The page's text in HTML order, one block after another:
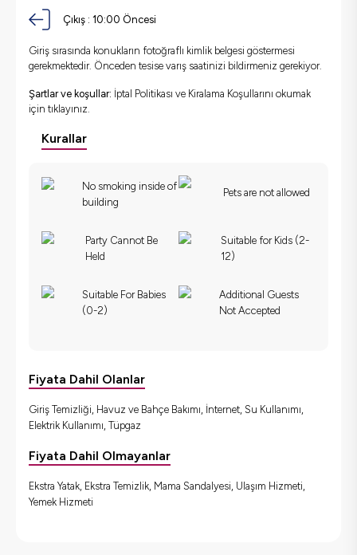
Çıkış : 10:00 Öncesi
Giriş sırasında konukların fotoğraflı kimlik belgesi göstermesi
gerekmektedir. Önceden tesise varış saatinizi bildirmeniz gerekiyor.
Şartlar ve koşullar: İptal Politikası ve Kiralama Koşullarını okumak
için tıklayınız.
Kurallar
No smoking inside of
building
Pets are not allowed
Party Cannot Be
Held
Suitable for Kids (2-
12)
Suitable For Babies
(0-2)
Additional Guests
Not Accepted
Fiyata Dahil Olanlar
Giriş Temizliği, Havuz ve Bahçe Bakımı, İnternet, Su Kullanımı,
Elektrik Kullanımı, Tüpgaz
Fiyata Dahil Olmayanlar
Ekstra Yatak, Ekstra Temizlik, Mama Sandalyesi, Ulaşım Hizmeti,
Yemek Hizmeti